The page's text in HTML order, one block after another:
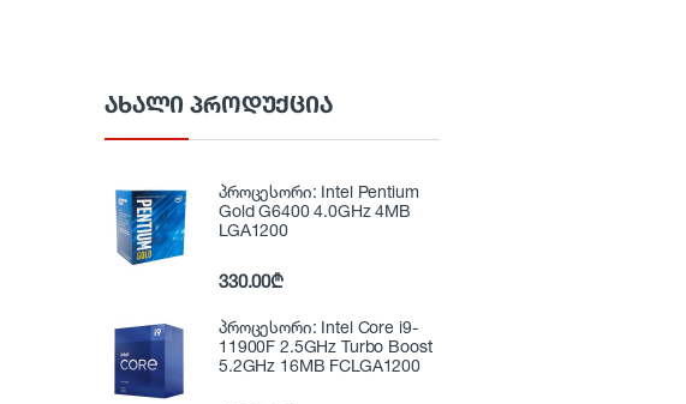
ᲐᲮᲐᲚᲘ ᲞᲠᲝᲓᲣᲥᲪᲘᲐ
პროცესორი: Intel Pentium
Gold G6400 4.0GHz 4MB
LGA1200
330.00₾
პროცესორი: Intel Core i9-
11900F 2.5GHz Turbo Boost
5.2GHz 16MB FCLGA1200